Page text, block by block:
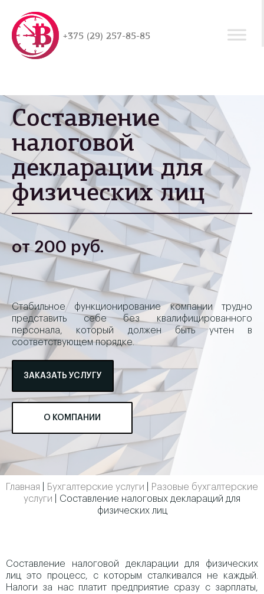
+375 (29) 257-85-85
Составление
налоговой
декларации для
физических лиц
от 200 руб.
Стабильное функционирование компании трудно
представить себе без квалифицированного
персонала, который должен быть учтен в
соответствующем порядке.
ЗАКАЗАТЬ УСЛУГУ
О КОМПАНИИ
Главная Бухгалтерские услуги
Разовые бухгалтерские
услуги
Составление налоговых деклараций для
физических лиц
Составление налоговой декларации для физических
лиц это процесс, с которым сталкивался не каждый.
Налоги за нас платит предприятие сразу с зарплаты,